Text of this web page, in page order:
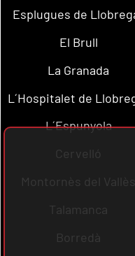
Esplugues de
El Brull
La Granada
L´Hospitalet de
L´Espunyola
Cervelló
Montornès del Vallès
Talamanca
Borredà